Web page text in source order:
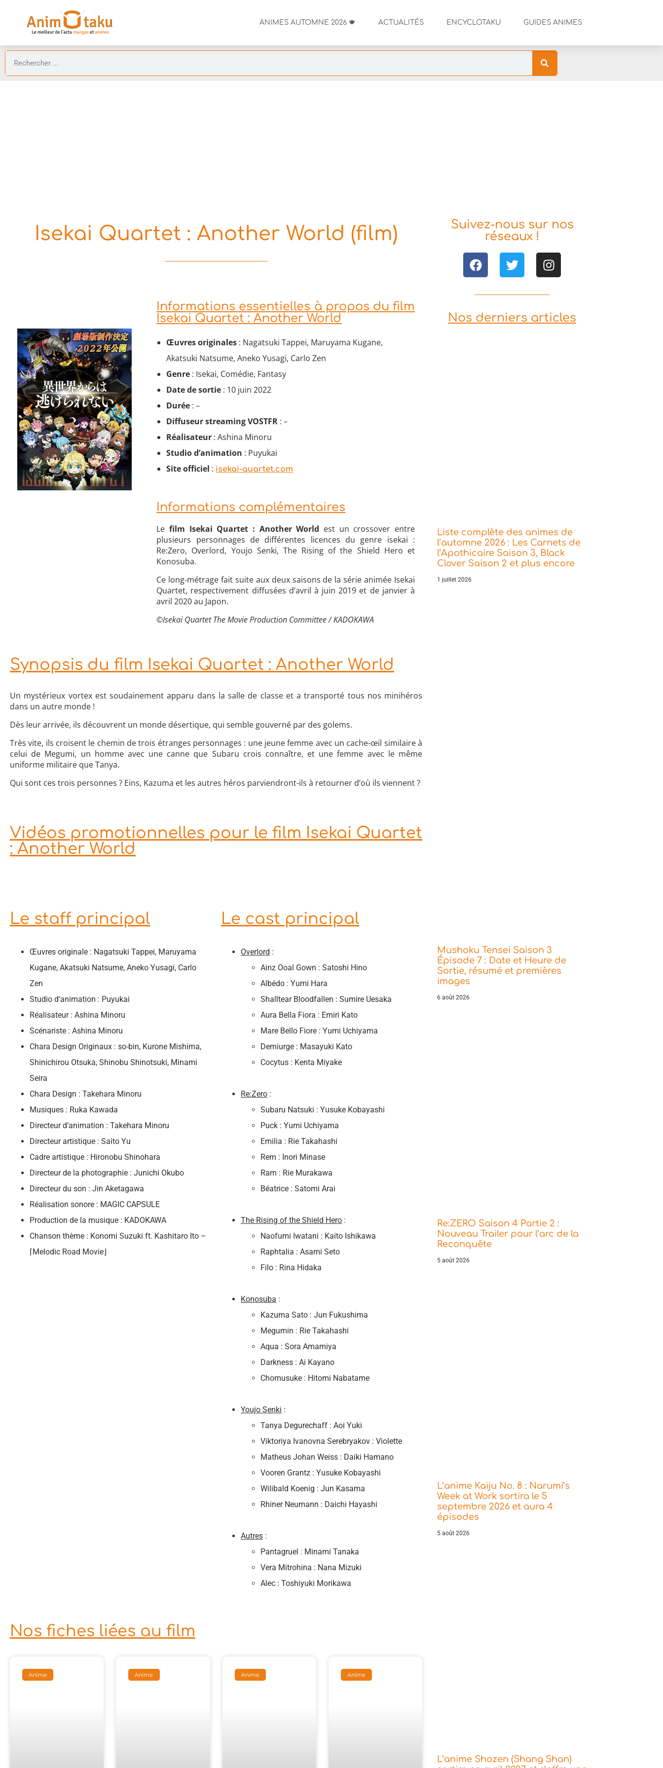
ANIMES AUTOMNE 2026 🍁 ACTUALITÉS ENCYCLOTAKU GUIDES ANIMES
Isekai Quartet : Another World (film)
Informations essentielles à propos du film
Isekai Quartet : Another World
Œuvres originales : Nagatsuki Tappei, Maruyama Kugane,
Akatsuki Natsume, Aneko Yusagi, Carlo Zen
Genre : Isekai, Comédie, Fantasy
Date de sortie : 10 juin 2022
Durée : –
Diffuseurstreaming VOSTFR : –
Réalisateur : Ashina Minoru
Studio d’animation : Puyukai
Site officiel : isekai-quartet.com
Informations complémentaires
Le film Isekai Quartet : Another World est un crossover entre
plusieurs personnages de différentes licences du genre isekai :
Re:Zero, Overlord, Youjo Senki, The Rising of the Shield Hero et
Konosuba.
Ce long-métrage fait suite aux deux saisons de la série animée Isekai
Quartet, respectivement diffusées d’avril à juin 2019 et de janvier à
avril 2020 au Japon.
©Isekai Quartet The Movie Production Committee / KADOKAWA
Synopsis du film Isekai Quartet : Another World
Un mystérieux vortex est soudainement apparu dans la salle de classe et a transporté tous nos minihéros
dans un autre monde !
Dès leur arrivée, ils découvrent un monde désertique, qui semble gouverné par des golems.
Très vite, ils croisent le chemin de trois étranges personnages : une jeune femme avec un cache-œil similaire à
celui de Megumi, un homme avec une canne que Subaru crois connaître, et une femme avec le même
uniforme militaire que Tanya.
Qui sont ces trois personnes ? Eins, Kazuma et les autres héros parviendront-ils à retourner d’où ils viennent ?
Vidéos promotionnelles pour le film Isekai Quartet
: Another World
Le staff principal
Œuvres originale : Nagatsuki Tappei, Maruyama
Kugane, Akatsuki Natsume, Aneko Yusagi, Carlo
Zen
Studio d’animation : Puyukai
Réalisateur : Ashina Minoru
Scénariste : Ashina Minoru
Chara Design Originaux : so-bin, Kurone Mishima,
Shinichirou Otsuka, Shinobu Shinotsuki, Minami
Seira
Chara Design : Takehara Minoru
Musiques : Ruka Kawada
Directeur d’animation : Takehara Minoru
Directeur artistique : Saito Yu
Cadre artistique : Hironobu Shinohara
Directeur de la photographie : Junichi Okubo
Directeur du son : Jin Aketagawa
Réalisation sonore : MAGIC CAPSULE
Production de la musique : KADOKAWA
Chanson thème : Konomi Suzuki ft. Kashitaro Ito –
⌈Melodic Road Movie⌋
Le cast principal
Overlord :
Ainz Ooal Gown : Satoshi Hino
Albédo : Yumi Hara
Shalltear Bloodfallen : Sumire Uesaka
Aura Bella Fiora : Emiri Kato
Mare Bello Fiore : Yumi Uchiyama
Demiurge : Masayuki Kato
Cocytus : Kenta Miyake
Re:Zero :
Subaru Natsuki : Yusuke Kobayashi
Puck : Yumi Uchiyama
Emilia : Rie Takahashi
Rem : Inori Minase
Ram : Rie Murakawa
Béatrice : Satomi Arai
The Rising of the Shield Hero :
Naofumi Iwatani : Kaito Ishikawa
Raphtalia : Asami Seto
Filo : Rina Hidaka
Konosuba :
Kazuma Sato : Jun Fukushima
Megumin : Rie Takahashi
Aqua : Sora Amamiya
Darkness : Ai Kayano
Chomusuke : Hitomi Nabatame
Youjo Senki :
Tanya Degurechaff : Aoi Yuki
Viktoriya Ivanovna Serebryakov : Violette
Matheus Johan Weiss : Daiki Hamano
Vooren Grantz : Yusuke Kobayashi
Wilibald Koenig : Jun Kasama
Rhiner Neumann : Daichi Hayashi
Autres :
Pantagruel : Minami Tanaka
Vera Mitrohina : Nana Mizuki
Alec : Toshiyuki Morikawa
Nos fiches liées au film
Anime Anime Anime Anime
Suivez-nous sur nos
réseaux !
Nos derniers articles
Liste complète des animes de
l’automne 2026 : Les Carnets de
l’Apothicaire Saison 3, Black
Clover Saison 2 et plus encore
1 juillet 2026
Mushoku Tensei Saison 3
Épisode 7 : Date et Heure de
Sortie, résumé et premières
images
6 août 2026
Re:ZERO Saison 4 Partie 2 :
Nouveau Trailer pour l’arc de la
Reconquête
5 août 2026
L’anime Kaiju No. 8 : Narumi’s
Week at Work sortira le 5
septembre 2026 et aura 4
épisodes
5 août 2026
L’anime Shozen (Shang Shan)